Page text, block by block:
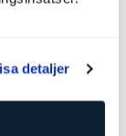
detaljer